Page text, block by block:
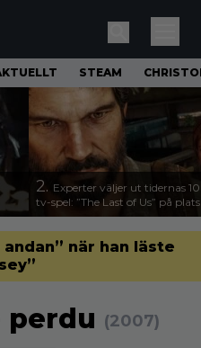
STEAM
2. Experter väljer ut tidernas
tv-spel: ”The Last of Us” på
när han läste
perdu (2007)